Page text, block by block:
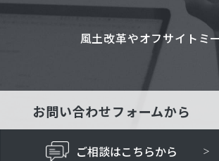
風土改革やオフサイトミ
お問い合わせフォームから
ご相談はこちらから